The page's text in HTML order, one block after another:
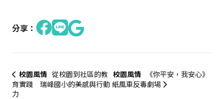
分享：
校園風情 從校園到社區的教
育實踐 瑞峰國小的美感與行動
力
校園風情
《你平安，我安心》
紙風車反毒劇場